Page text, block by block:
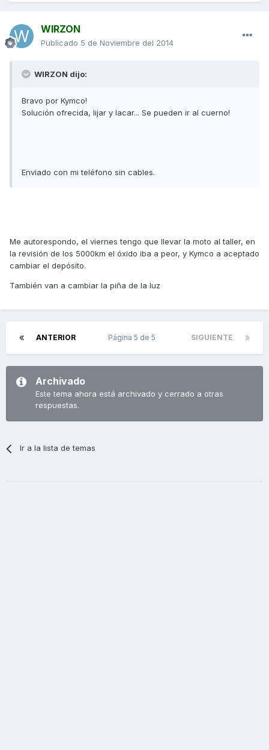
WIRZON
Publicado 5 de Noviembre del 2014
WIRZON dijo:
Bravo por Kymco!
Solución ofrecida, lijar y lacar... Se pueden ir al cuerno!
Enviado con mi teléfono sin cables.
Me autorespondo, el viernes tengo que llevar la moto al taller, en
la revisión de los 5000km el óxido iba a peor, y Kymco a aceptado
cambiar el depósito.
También van a cambiar la piña de la luz
ANTERIOR SIGUIENTE
Página 5 de 5
Archivado
Este tema ahora está archivado y cerrado a otras
respuestas.
Ir a la lista de temas